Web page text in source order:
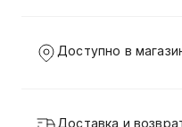
Доступно в
Доставка и